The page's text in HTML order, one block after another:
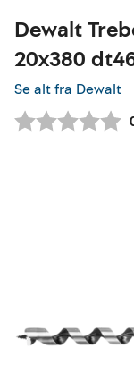
Dewalt
20x380
Se alt fra Dewalt